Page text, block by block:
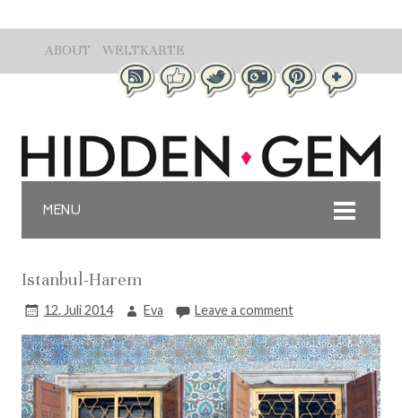
ABOUT WELTKARTE
MENU
Istanbul-Harem
12. Juli 2014 Eva Leave a comment